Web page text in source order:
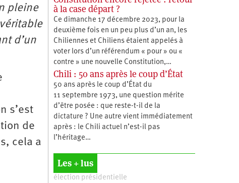
pleine
d’un
s’est
de
cela a
à la case départ ?
Ce dimanche 17 décembre 2023, pour la
deuxième fois en un peu plus d’un an, les
Chiliennes et Chiliens étaient appelés à
voter lors d’un référendum « pour » ou «
contre » une nouvelle Constitution,…
Chili : 50 ans après le coup d’État
50 ans après le coup d’État du
11 septembre 1973, une question mérite
d’être posée : que reste-t-il de la
dictature ? Une autre vient immédiatement
après : le Chili actuel n’est-il pas
l’héritage…
Les + lus
élection présidentielle